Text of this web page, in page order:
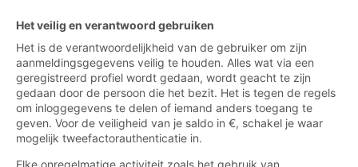
Het veilig en verantwoord gebruiken
Het is de verantwoordelijkheid van de gebruiker om zijn
aanmeldingsgegevens veilig te houden. Alles wat via een
geregistreerd profiel wordt gedaan, wordt geacht te zijn
gedaan door de persoon die het bezit. Het is tegen de regels
om inloggegevens te delen of iemand anders toegang te
geven. Voor de veiligheid van je saldo in €, schakel je waar
mogelijk tweefactorauthenticatie in.
Elke onregelmatige activiteit zoals het gebruik van